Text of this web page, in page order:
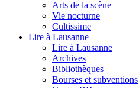
Arts de la scène
Vie nocturne
Cultissime
Lire à Lausanne
Lire à Lausanne
Archives
Bibliothèques
Bourses et subventions